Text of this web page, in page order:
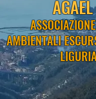
AGAEL
AMBIENTALI